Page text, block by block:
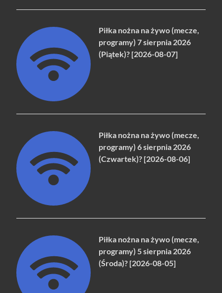
Piłka nożna na żywo (mecze,
programy) 7 sierpnia 2026
(Piątek)? [2026-08-07]
Piłka nożna na żywo (mecze,
programy) 6 sierpnia 2026
(Czwartek)? [2026-08-06]
Piłka nożna na żywo (mecze,
programy) 5 sierpnia 2026
(Środa)? [2026-08-05]